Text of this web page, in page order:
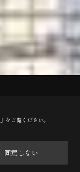
」をご覧ください。
同意しない